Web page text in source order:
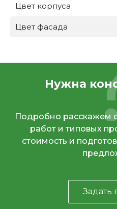
Цвет корпуса
Цвет фасада
Нужна
Подробно расскажем
работ и типовых
стоимость и
Задать